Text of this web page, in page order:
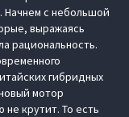
Начнем с небольшой
выражаясь
рациональность.
гибридных
мотор
не крутит. То есть